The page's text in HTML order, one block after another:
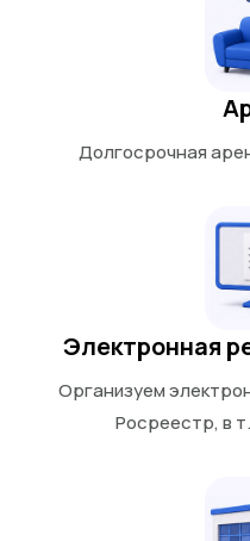
Долгосрочная
Электронная
Организуем
Росреестр, в